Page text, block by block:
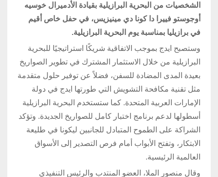
الشخصيات من البحرية البرازيلية بقيادة الأدميرال خوسيه
أوجوستو فييرا دا كونا دي مينيزيس، في حفل خاص أقيم
في برازيليا بمناسبة يوم البحرية البرازيلية.
وستصبح ايدج بموجب الاتفاقية شريكًا استراتيجيًا للبحرية
البرازيلية من خلال الاستثمار المشترك في تطوير الصواريخ
بعيدة المدى المضادة للسفن، فضلاً عن توفير حلول متقدمة
مثل تقنية مكافحة التشويش التي طورتها ايدج في دولة
الإمارات العربية المتحدة. كما ستستخدم البحرية البرازيلية
أسطولها لدعم برنامج اختبار كامل للصواريخ الجديدة. وتؤكد
الشراكة على الطموح المتبادل للجانبين ليكونا في طليعة
الابتكار، وتفتح الأبواب أمام فرص التصدير إلى الأسواق
العالمية الرئيسية.
وقال منصور الملا، العضو المنتدب والرئيس التنفيذي